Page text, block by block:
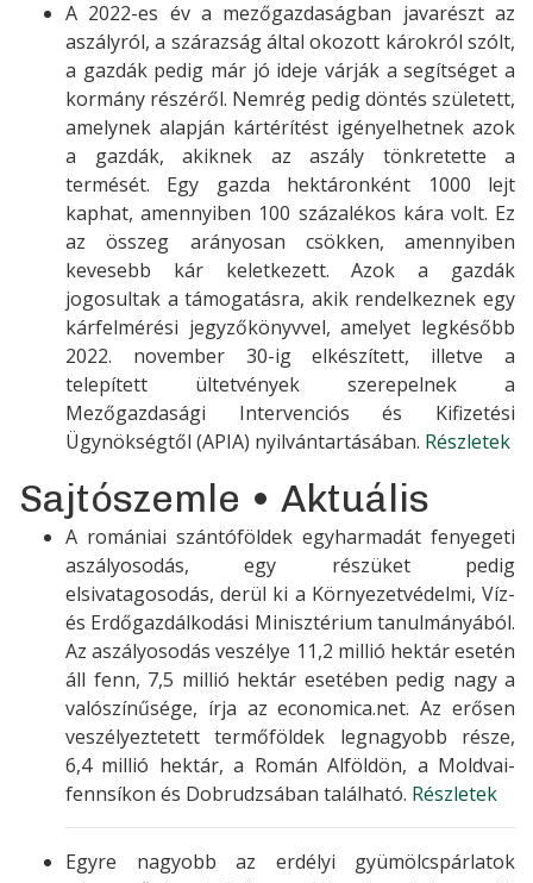
A 2022-es év a mezőgazdaságban javarészt az
aszályról, a szárazság által okozott károkról szólt,
a gazdák pedig már jó ideje várják a segítséget a
kormány részéről. Nemrég pedig döntés született,
amelynek alapján kártérítést igényelhetnek azok
a gazdák, akiknek az aszály tönkretette a
termését. Egy gazda hektáronként 1000 lejt
kaphat, amennyiben 100 százalékos kára volt. Ez
az összeg arányosan csökken, amennyiben
kevesebb kár keletkezett. Azok a gazdák
jogosultak a támogatásra, akik rendelkeznek egy
kárfelmérési jegyzőkönyvvel, amelyet legkésőbb
2022. november 30-ig elkészített, illetve a
telepített ültetvények szerepelnek a
Mezőgazdasági Intervenciós és Kifizetési
Ügynökségtől (APIA) nyilvántartásában. Részletek
Sajtószemle • Aktuális
A romániai szántóföldek egyharmadát fenyegeti
aszályosodás, egy részüket pedig
elsivatagosodás, derül ki a Környezetvédelmi, Víz-
és Erdőgazdálkodási Minisztérium tanulmányából.
Az aszályosodás veszélye 11,2 millió hektár esetén
áll fenn, 7,5 millió hektár esetében pedig nagy a
valószínűsége, írja az economica.net. Az erősen
veszélyeztetett termőföldek legnagyobb része,
6,4 millió hektár, a Román Alföldön, a Moldvai-
fennsíkon és Dobrudzsában található. Részletek
Egyre nagyobb az erdélyi gyümölcspárlatok